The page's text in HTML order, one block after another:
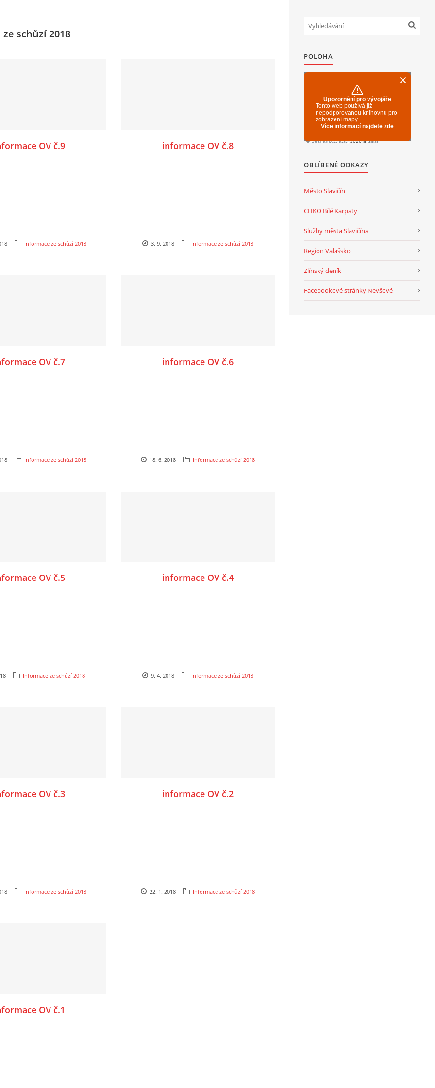
schůzí 2018
OV č.9
Informace ze schůzí 2018
informace OV č.8
3. 9. 2018 Informace ze schůzí 2018
OV č.7
Informace ze schůzí 2018
informace OV č.6
18. 6. 2018 Informace ze schůzí 2018
OV č.5
Informace ze schůzí 2018
informace OV č.4
9. 4. 2018 Informace ze schůzí 2018
OV č.3
Informace ze schůzí 2018
informace OV č.2
22. 1. 2018 Informace ze schůzí 2018
OV č.1
POLOHA
OBLÍBENÉ ODKAZY
Město Slavičín
CHKO Bílé Karpaty
Služby města Slavičína
Region Valašsko
Zlínský deník
Facebookové stránky Nevšové